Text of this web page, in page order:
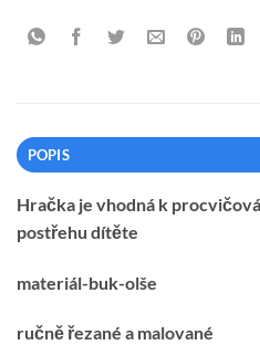
POPIS
Hračka je vhodná k
postřehu dítěte
materiál-buk-olše
ručně řezané a malované